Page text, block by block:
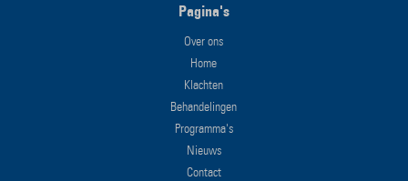
Pagina's
Over ons
Home
Klachten
Behandelingen
Programma's
Nieuws
Contact